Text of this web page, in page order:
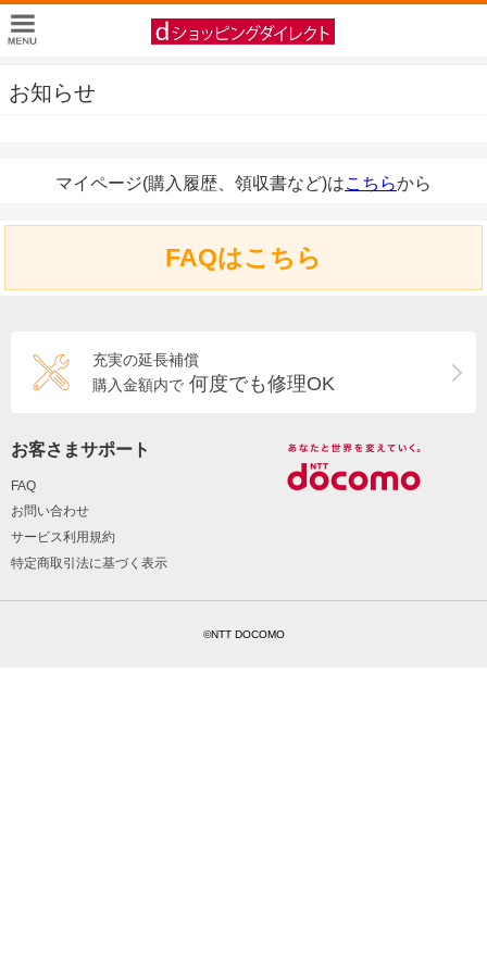
お知らせ
マイページ(購入履歴、領収書など)はこちらから
FAQはこちら
充実の延長補償
購入金額内で 何度でも修理OK
お客さまサポート
FAQ
お問い合わせ
サービス利用規約
特定商取引法に基づく表示
©NTT DOCOMO